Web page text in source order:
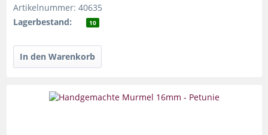
Artikelnummer: 40635
Lagerbestand:
10